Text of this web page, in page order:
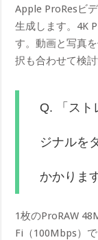
Apple ProResビ
生成します。4K
す。動画と写真
択も合わせて検
Q. 「スト
ジナルを
かかりま
1枚のProRAW
Fi（100Mbps）